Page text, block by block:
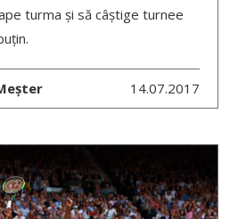
turma și să câștige turnee
14.07.2017